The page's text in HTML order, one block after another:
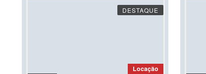
DESTAQUE
Locação